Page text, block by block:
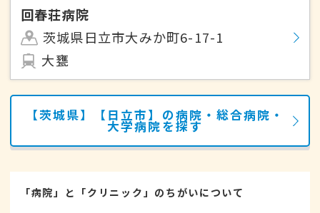
回春荘病院
茨城県日立市大みか町6-17-1
大甕
【茨城県】【日立市】の病院・総合病院・
大学病院を探す
「病院」と「クリニック」のちがいについて